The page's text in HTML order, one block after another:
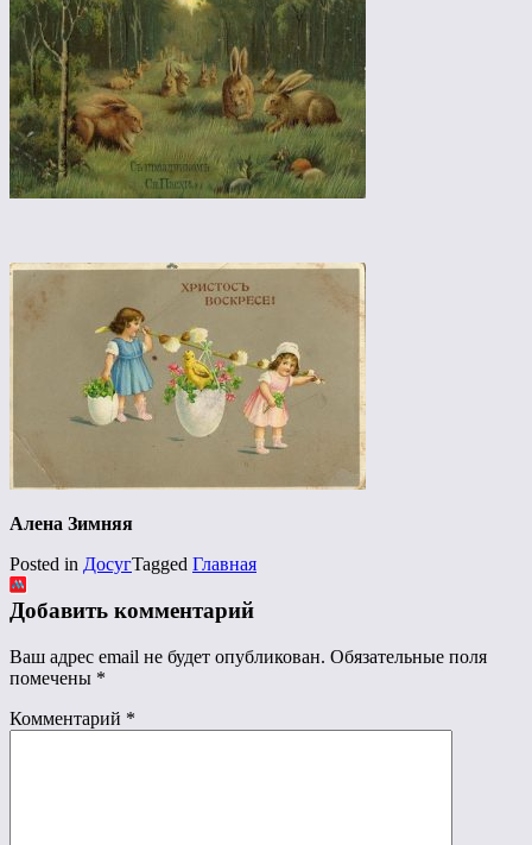
Алена Зимняя
Posted in ДосугTagged Главная
Добавить комментарий
Ваш адрес email не будет опубликован. Обязательные поля
помечены *
Комментарий *